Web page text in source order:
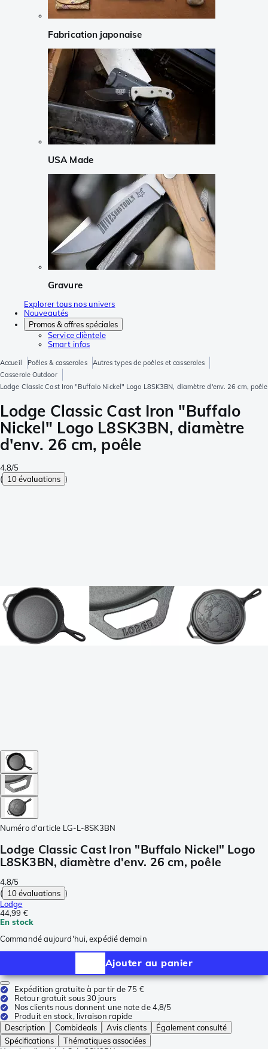
Fabrication japonaise
USA Made
Gravure
Explorer tous nos univers
Nouveautés
Promos & offres spéciales
Service clièntele
Smart infos
Accueil Poêles & casseroles
Autres types de poêles et casseroles
Casserole Outdoor
Lodge Classic Cast Iron "Buffalo Nickel" Logo L8SK3BN, diamètre d'env. 26 cm, poêle
Lodge Classic Cast Iron "Buffalo
Nickel" Logo L8SK3BN, diamètre
d'env. 26 cm, poêle
4.8/5
( 10 évaluations )
Numéro d'article LG-L-8SK3BN
Lodge Classic Cast Iron "Buffalo Nickel" Logo
L8SK3BN, diamètre d'env. 26 cm, poêle
4.8/5
( 10 évaluations )
Lodge
44,99 €
En stock
Commandé aujourd'hui, expédié demain
Ajouter au panier
Expédition gratuite à partir de 75 €
Retour gratuit sous 30 jours
Nos clients nous donnent une note de 4,8/5
Produit en stock, livraison rapide
Description
Combideals Avis clients
Également consulté
Spécifications
Thématiques associées